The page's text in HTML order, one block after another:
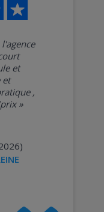
et
et
,
»